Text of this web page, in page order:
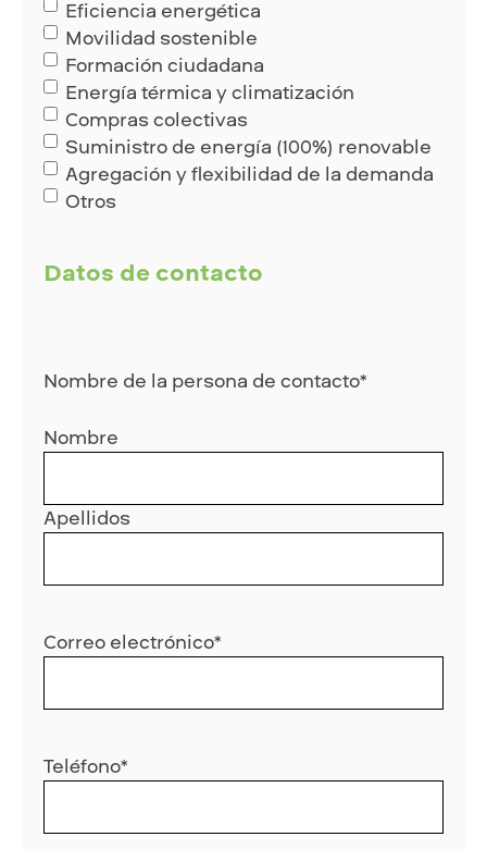
Eficiencia energética
Movilidad sostenible
Formación ciudadana
Energía térmica y climatización
Compras colectivas
Suministro de energía (100%) renovable
Agregación y flexibilidad de la demanda
Otros
Datos de contacto
Nombre de la persona de contacto*
Nombre
Apellidos
Correo electrónico*
Teléfono*